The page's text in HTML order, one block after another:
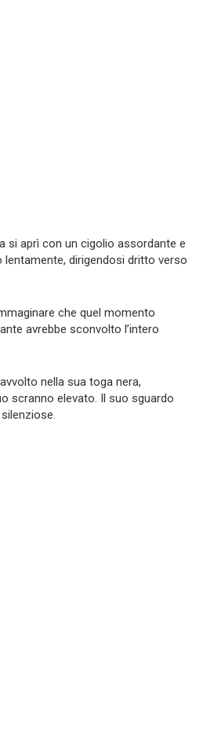
si aprì con un cigolio assordante e
dirigendosi dritto verso
che quel momento
avrebbe sconvolto l’intero
nella sua toga nera,
scranno elevato. Il suo sguardo